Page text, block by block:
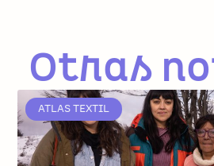
Otras
ATLAS TEXTIL